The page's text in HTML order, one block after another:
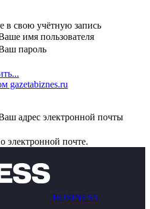
в свою учётную запись
имя пользователя
пароль
gazetabiznes.ru
адрес электронной почты
электронной почте.
BUSINESS